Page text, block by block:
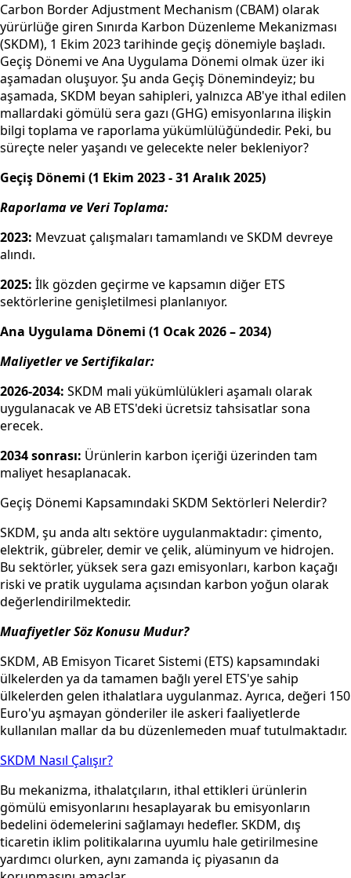
Carbon Border Adjustment Mechanism (CBAM) olarak
yürürlüğe giren Sınırda Karbon Düzenleme Mekanizması
(SKDM), 1 Ekim 2023 tarihinde geçiş dönemiyle başladı.
Geçiş Dönemi ve Ana Uygulama Dönemi olmak üzer iki
aşamadan oluşuyor. Şu anda Geçiş Dönemindeyiz; bu
aşamada, SKDM beyan sahipleri, yalnızca AB'ye ithal edilen
mallardaki gömülü sera gazı (GHG) emisyonlarına ilişkin
bilgi toplama ve raporlama yükümlülüğündedir. Peki, bu
süreçte neler yaşandı ve gelecekte neler bekleniyor?
Geçiş Dönemi (1 Ekim 2023 - 31 Aralık 2025)
Raporlama ve Veri Toplama:
2023: Mevzuat çalışmaları tamamlandı ve SKDM devreye
alındı.
2025: İlk gözden geçirme ve kapsamın diğer ETS
sektörlerine genişletilmesi planlanıyor.
Ana Uygulama Dönemi (1 Ocak 2026 – 2034)
Maliyetler ve Sertifikalar:
2026-2034: SKDM mali yükümlülükleri aşamalı olarak
uygulanacak ve AB ETS'deki ücretsiz tahsisatlar sona
erecek.
2034 sonrası: Ürünlerin karbon içeriği üzerinden tam
maliyet hesaplanacak.
Geçiş Dönemi Kapsamındaki SKDM Sektörleri Nelerdir?
SKDM, şu anda altı sektöre uygulanmaktadır: çimento,
elektrik, gübreler, demir ve çelik, alüminyum ve hidrojen.
Bu sektörler, yüksek sera gazı emisyonları, karbon kaçağı
riski ve pratik uygulama açısından karbon yoğun olarak
değerlendirilmektedir.
Muafiyetler Söz Konusu Mudur?
SKDM, AB Emisyon Ticaret Sistemi (ETS) kapsamındaki
ülkelerden ya da tamamen bağlı yerel ETS'ye sahip
ülkelerden gelen ithalatlara uygulanmaz. Ayrıca, değeri 150
Euro'yu aşmayan gönderiler ile askeri faaliyetlerde
kullanılan mallar da bu düzenlemeden muaf tutulmaktadır.
SKDM Nasıl Çalışır?
Bu mekanizma, ithalatçıların, ithal ettikleri ürünlerin
gömülü emisyonlarını hesaplayarak bu emisyonların
bedelini ödemelerini sağlamayı hedefler. SKDM, dış
ticaretin iklim politikalarına uyumlu hale getirilmesine
yardımcı olurken, aynı zamanda iç piyasanın da